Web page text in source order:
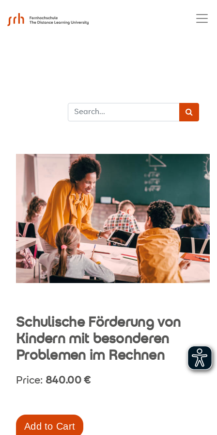
Schulische Förderung von
Kindern mit besonderen
Problemen im Rechnen
Price: 840.00€
Add to Cart